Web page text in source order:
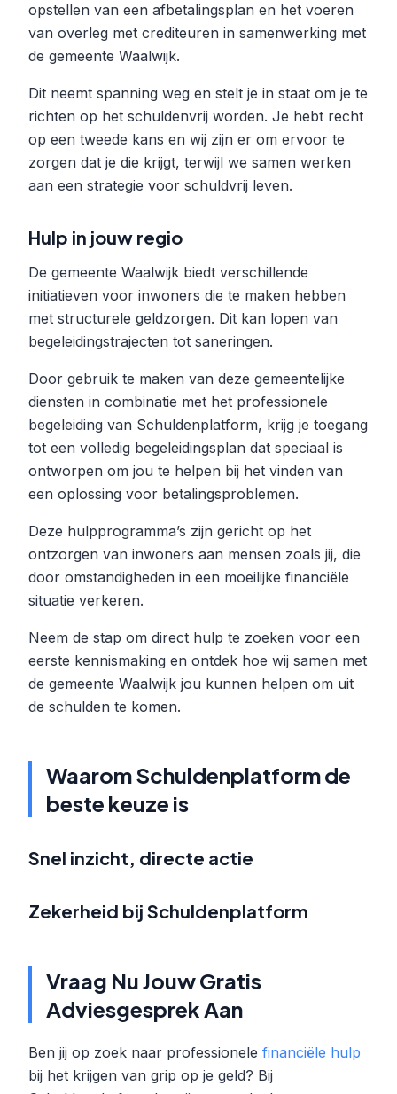
opstellen van een afbetalingsplan en het voeren
van overleg met crediteuren in samenwerking met
de gemeente Waalwijk.
Dit neemt spanning weg en stelt je in staat om je te
richten op het schuldenvrij worden. Je hebt recht
op een tweede kans en wij zijn er om ervoor te
zorgen dat je die krijgt, terwijl we samen werken
aan een strategie voor schuldvrij leven.
Hulp in jouw regio
De gemeente Waalwijk biedt verschillende
initiatieven voor inwoners die te maken hebben
met structurele geldzorgen. Dit kan lopen van
begeleidingstrajecten tot saneringen.
Door gebruik te maken van deze gemeentelijke
diensten in combinatie met het professionele
begeleiding van Schuldenplatform, krijg je toegang
tot een volledig begeleidingsplan dat speciaal is
ontworpen om jou te helpen bij het vinden van
een oplossing voor betalingsproblemen.
Deze hulpprogramma’s zijn gericht op het
ontzorgen van inwoners aan mensen zoals jij, die
door omstandigheden in een moeilijke financiële
situatie verkeren.
Neem de stap om direct hulp te zoeken voor een
eerste kennismaking en ontdek hoe wij samen met
de gemeente Waalwijk jou kunnen helpen om uit
de schulden te komen.
Waarom Schuldenplatform de
beste keuze is
Snel inzicht, directe actie
Zekerheid bij Schuldenplatform
Vraag Nu Jouw Gratis
Adviesgesprek Aan
Ben jij op zoek naar professionele financiële hulp
bij het krijgen van grip op je geld? Bij